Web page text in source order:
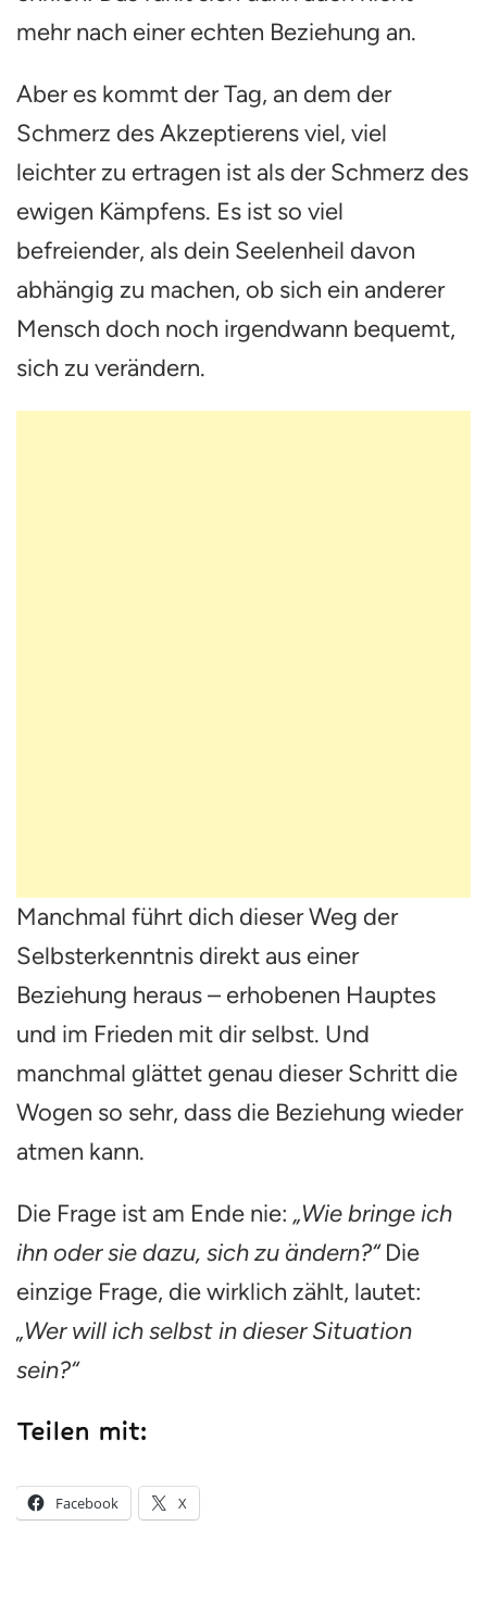
mehr nach einer echten Beziehung an.
Aber es kommt der Tag, an dem der
Schmerz des Akzeptierens viel, viel
leichter zu ertragen ist als der Schmerz des
ewigen Kämpfens. Es ist so viel
befreiender, als dein Seelenheil davon
abhängig zu machen, ob sich ein anderer
Mensch doch noch irgendwann bequemt,
sich zu verändern.
Manchmal führt dich dieser Weg der
Selbsterkenntnis direkt aus einer
Beziehung heraus – erhobenen Hauptes
und im Frieden mit dir selbst. Und
manchmal glättet genau dieser Schritt die
Wogen so sehr, dass die Beziehung wieder
atmen kann.
Die Frage ist am Ende nie: „Wie bringe ich
ihn oder sie dazu, sich zu ändern?“Die
einzige Frage, die wirklich zählt, lautet:
„Wer will ich selbst in dieser Situation
sein?“
Teilen mit:
Facebook X